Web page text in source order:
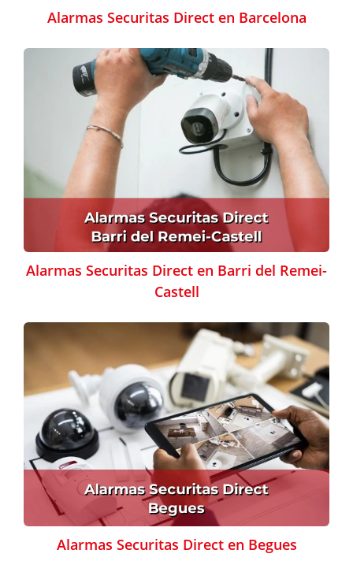
Alarmas Securitas Direct en Barcelona
Alarmas Securitas Direct en Barri del Remei-
Castell
Alarmas Securitas Direct en Begues